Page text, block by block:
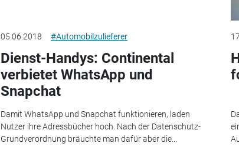
05.06.2018 #Automobilzulieferer
Dienst-Handys: Continental
verbietet WhatsApp und
Snapchat
Damit WhatsApp und Snapchat funktionieren, laden
Nutzer ihre Adressbücher hoch. Nach der Datenschutz-
Grundverordnung bräuchte man dafür aber die...